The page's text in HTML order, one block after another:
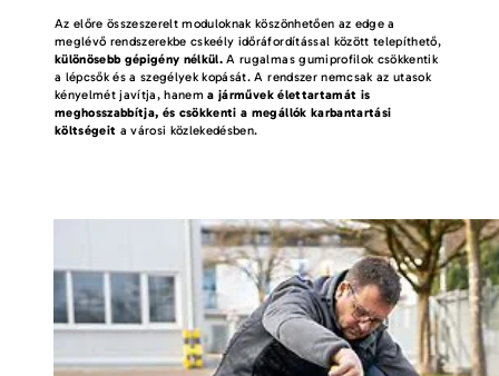
Az előre összeszerelt moduloknak köszönhetően az edge a
meglévő rendszerekbe cskeély időráfordítással között telepíthető,
különösebb gépigény nélkül. A rugalmas gumiprofilok csökkentik
a lépcsők és a szegélyek kopását. A rendszer nemcsak az utasok
kényelmét javítja, hanema járművek élettartamát is
meghosszabbítja, és csökkenti a megállók karbantartási
költségeit a városi közlekedésben.